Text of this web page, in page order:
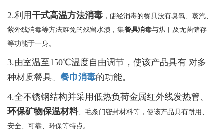
2.利用干式高温方法消毒 ，使经消毒的餐具没有臭氧、蒸汽、
紫外线消毒等方法难免的残留水渍，集餐具消毒与烘干及无菌储存
等功能于一身。
3.由室温至150℃温度自由调节，使该产品具有 对多
种材质餐具、 餐巾消毒的功能。
4.全不锈钢结构并采用低热负荷金属红外线发热管、
环保矿物保温材料、毛条门密封材料等，使该产品具有耐用、
安全、可靠、环保等特点。